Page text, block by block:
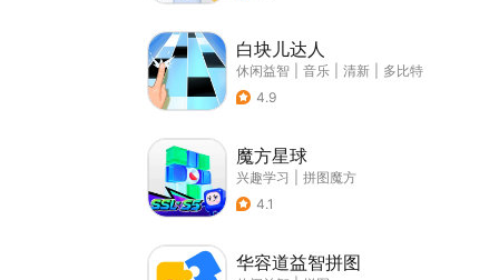
白块儿达人
休闲益智 音乐 清新
多比特
4.9
魔方星球
兴趣学习
拼图魔方
4.1
华容道益智拼图